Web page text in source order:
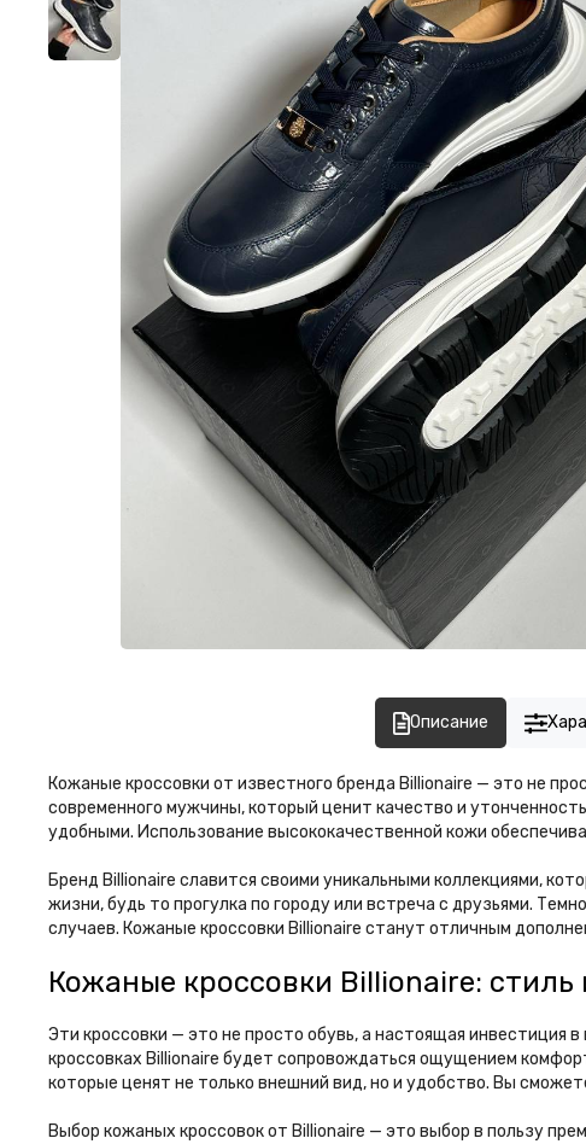
Описание
Кожаные кроссовки от известного бренда Billionaire — это не
современного мужчины, который ценит качество и
удобными. Использование высококачественной кожи
Бренд Billionaire славится своими уникальными коллекциями,
жизни, будь то прогулка по городу или встреча с друзьями.
случаев. Кожаные кроссовки Billionaire станут отличным
Кожаные кроссовки Billionaire:
Эти кроссовки — это не просто обувь, а настоящая
кроссовках Billionaire будет сопровождаться ощущением
которые ценят не только внешний вид, но и удобство. Вы
Выбор кожаных кроссовок от Billionaire — это выбор в пользу